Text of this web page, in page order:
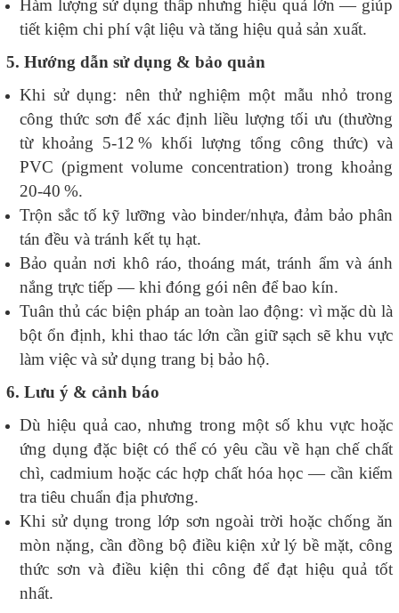
Hàm lượng sử dụng thấp nhưng hiệu quả lớn — giúp
tiết kiệm chi phí vật liệu và tăng hiệu quả sản xuất.
5. Hướng dẫn sử dụng & bảo quản
Khi sử dụng: nên thử nghiệm một mẫu nhỏ trong
công thức sơn để xác định liều lượng tối ưu (thường
từ khoảng 5‑12 % khối lượng tổng công thức) và
PVC (pigment volume concentration) trong khoảng
20‑40 %.
Trộn sắc tố kỹ lưỡng vào binder/nhựa, đảm bảo phân
tán đều và tránh kết tụ hạt.
Bảo quản nơi khô ráo, thoáng mát, tránh ẩm và ánh
nắng trực tiếp — khi đóng gói nên để bao kín.
Tuân thủ các biện pháp an toàn lao động: vì mặc dù là
bột ổn định, khi thao tác lớn cần giữ sạch sẽ khu vực
làm việc và sử dụng trang bị bảo hộ.
6. Lưu ý & cảnh báo
Dù hiệu quả cao, nhưng trong một số khu vực hoặc
ứng dụng đặc biệt có thể có yêu cầu về hạn chế chất
chì, cadmium hoặc các hợp chất hóa học — cần kiểm
tra tiêu chuẩn địa phương.
Khi sử dụng trong lớp sơn ngoài trời hoặc chống ăn
mòn nặng, cần đồng bộ điều kiện xử lý bề mặt, công
thức sơn và điều kiện thi công để đạt hiệu quả tốt
nhất.